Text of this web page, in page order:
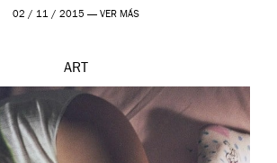
prueba en el Tate […]
02 / 11 / 2015 — VER MÁS
ART